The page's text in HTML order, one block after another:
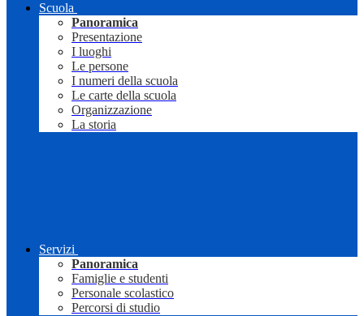
Scuola
Panoramica
Presentazione
I luoghi
Le persone
I numeri della scuola
Le carte della scuola
Organizzazione
La storia
Servizi
Panoramica
Famiglie e studenti
Personale scolastico
Percorsi di studio